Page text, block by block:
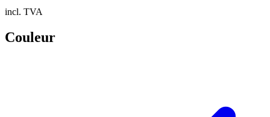
incl. TVA
Couleur